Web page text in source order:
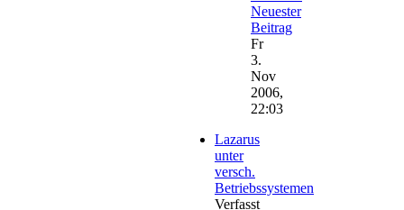
Neuester
Beitrag
Fr
3.
Nov
2006,
22:03
Lazarus
unter
versch.
Betriebssystemen
Verfasst